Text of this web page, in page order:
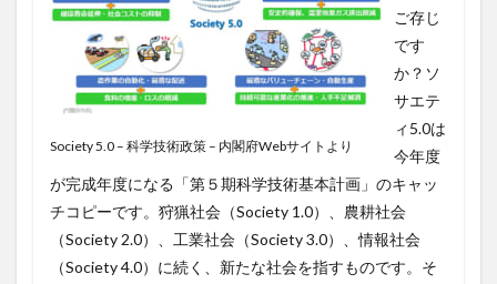
Society 5.0 – 科学技術政策 – 内閣府Webサイトより
ご存じ
です
か？ソ
サエテ
ィ5.0は
今年度
が完成年度になる「第５期科学技術基本計画」のキャッ
チコピーです。狩猟社会（Society 1.0）、農耕社会
（Society 2.0）、工業社会（Society 3.0）、情報社会
（Society 4.0）に続く、新たな社会を指すものです。そ